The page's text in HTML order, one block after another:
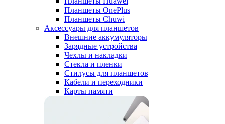
Планшеты OnePlus
Планшеты Chuwi
Аксессуары для планшетов
Внешние аккумуляторы
Зарядные устройства
Чехлы и накладки
Стекла и пленки
Стилусы для планшетов
Кабели и переходники
Карты памяти